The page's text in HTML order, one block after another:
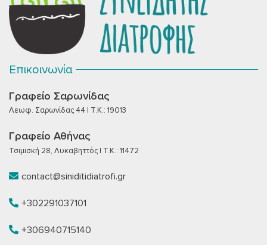
Επικοινωνία
Γραφείο Σαρωνίδας
Λεωφ. Σαρωνίδας 44 | T.K.: 19013
Γραφείο Αθήνας
Τσιμισκή 28, Λυκαβηττός | T.K.: 11472
contact@siniditidiatrofi.gr
+302291037101
+306940715140